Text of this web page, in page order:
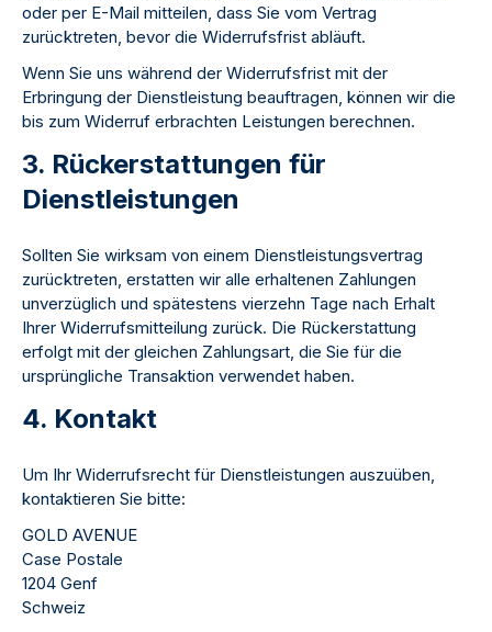
oder per E-Mail mitteilen, dass Sie vom Vertrag
zurücktreten, bevor die Widerrufsfrist abläuft.
Wenn Sie uns während der Widerrufsfrist mit der
Erbringung der Dienstleistung beauftragen, können wir die
bis zum Widerruf erbrachten Leistungen berechnen.
3. Rückerstattungen für
Dienstleistungen
Sollten Sie wirksam von einem Dienstleistungsvertrag
zurücktreten, erstatten wir alle erhaltenen Zahlungen
unverzüglich und spätestens vierzehn Tage nach Erhalt
Ihrer Widerrufsmitteilung zurück. Die Rückerstattung
erfolgt mit der gleichen Zahlungsart, die Sie für die
ursprüngliche Transaktion verwendet haben.
4. Kontakt
Um Ihr Widerrufsrecht für Dienstleistungen auszuüben,
kontaktieren Sie bitte:
GOLD AVENUE
Case Postale
1204 Genf
Schweiz